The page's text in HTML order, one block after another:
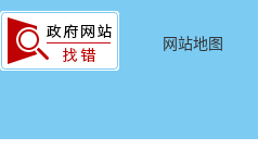
网站地图